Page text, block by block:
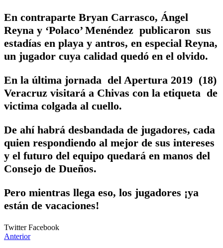
En contraparte Bryan Carrasco, Ángel
Reyna y ‘Polaco’ Menéndez publicaron sus
estadías en playa y antros, en especial Reyna,
un jugador cuya calidad quedó en el olvido.
En la última jornada del Apertura 2019 (18)
Veracruz visitará a Chivas con la etiqueta de
victima colgada al cuello.
De ahí habrá desbandada de jugadores, cada
quien respondiendo al mejor de sus intereses
y el futuro del equipo quedará en manos del
Consejo de Dueños.
Pero mientras llega eso, los jugadores ¡ya
están de vacaciones!
TwitterFacebook
Anterior